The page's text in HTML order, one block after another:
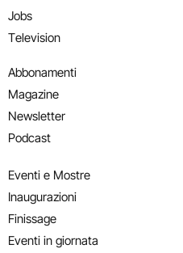
Jobs
Television
Abbonamenti
Magazine
Newsletter
Podcast
Eventi e Mostre
Inaugurazioni
Finissage
Eventi in giornata